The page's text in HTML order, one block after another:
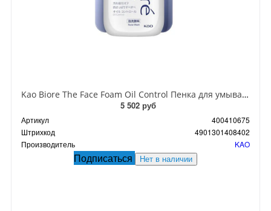
Kao Biore The Face Foam Oil Control Пенка для умывания очищающая против жирного блеска кожи с ароматом Апельсина 200 мл
5 502 руб
Артикул
400410675
Штрихкод
4901301408402
Производитель
KAO
Подписаться Нет в наличии